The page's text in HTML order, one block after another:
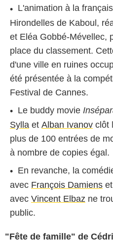
L'animation à la
Hirondelles de Kaboul,
et Eléa Gobbé-Mévellec,
place du classement.
d'une ville en ruines
été présentée à la
Festival de Cannes.
Le buddy movie
Sylla et Alban Ivanov clôt
plus de 100 entrées de
à nombre de copies égal.
En revanche, la
avec François Damiens
avec Vincent Elbaz ne
public.
"Fête de famille" de